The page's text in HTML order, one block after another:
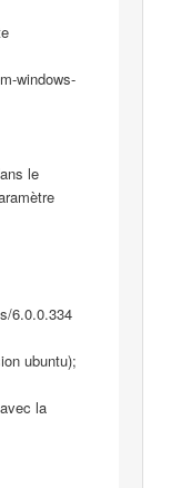
windows-
le
6.0.0.334
ubuntu);
la